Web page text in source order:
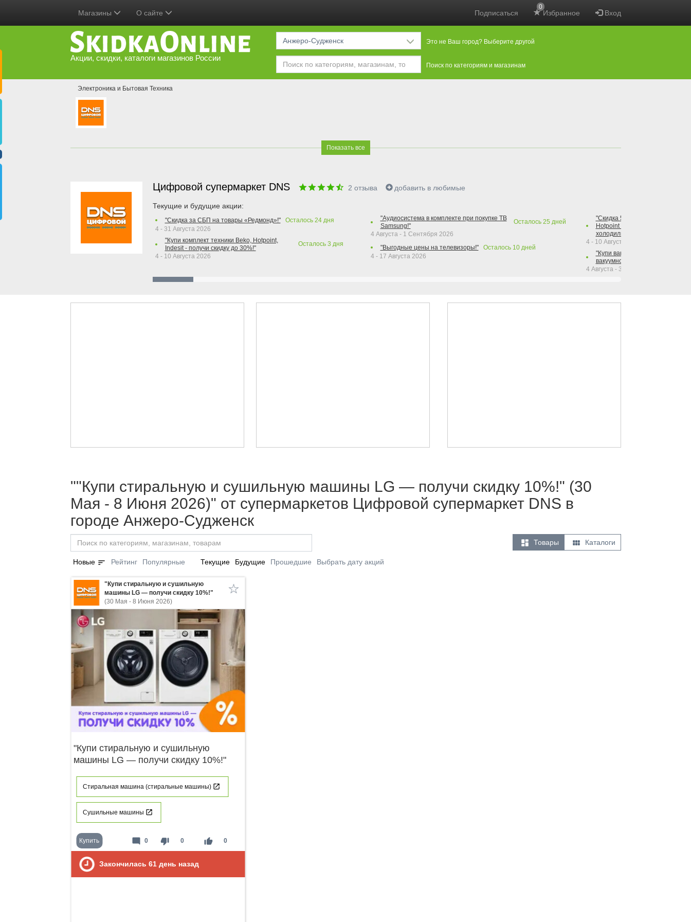
Подписаться Избранное
0
Вход
Магазины О сайте
Акции, скидки, каталоги магазинов России
Анжеро-Судженск Это не Ваш город? Выберите другой
Поиск по категориям и магазинам
Электроника и Бытовая Техника
Показать все
Цифровой супермаркет DNS 2 отзыва добавить в любимые
Текущие и будущие акции:
"Скидка за СБП на товары «Редмонд»!" Осталось 24дня
4 - 31 Августа 2026
"Купи комплект техники Beko, Hotpoint,
Indesit - получи скидку до 30%!"
Осталось 3 дня
4 - 10 Августа 2026
"Аудиосистема в комплекте при покупке ТВ
Samsung!"
Осталось 25 дней
4 Августа - 1 Сентября 2026
"Выгодные цены на телевизоры!"
Осталось 10дней
4 - 17 Августа 2026
"Скидка 50% на варочную
Hotpoint при покупке духового
холодильника Hotpoint!"
4 - 10 Августа 2026
"Купи вакуумный упаковщик +
вакуумного упаковщика =
4 Августа - 30 Сентября 2026
""Купи стиральную и сушильную машины LG — получи скидку 10%!" (30
Мая - 8 Июня 2026)" от супермаркетов Цифровой супермаркет DNS в
городе Анжеро-Судженск
 Товары  Каталоги
Новые sort Рейтинг Популярные Текущие Будущие Прошедшие Выбрать дату акций
"Купи стиральную и сушильную
машины LG — получи скидку 10%!"
(30 Мая - 8 Июня 2026)
"Купи стиральную и сушильную
машины LG — получи скидку 10%!"
Стиральная машина (стиральные машины)
Сушильные машины
Купить thumb_down 0 thumb_up 0
mode_comment 0
Закончилась 61 день назад